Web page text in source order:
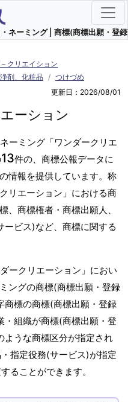
ネーミング | 商標(商標出願・登
クリエイション
剤、化粧品
つけづめ
更新日：2026/08/01
ーション
ーミング「ワンダークリエ
13件の、商標公報データに
情報を提供しています。称
リエーション」における商
、商標権者・商標出願人、
ビス)など、商標に関する
ークリエーション」におい
ングの商標(商標出願・登録
商標の商標(商標出願・登録
・組織が商標(商標出願・登
ような商標区分が指定され
指定役務(サービス)が指定
ることができます。